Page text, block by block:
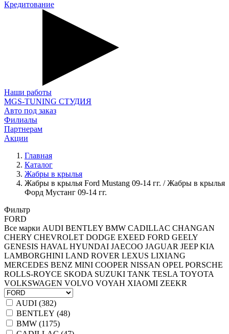
Кредитование
Наши работы
MGS-TUNING СТУДИЯ
Авто под заказ
Филиалы
Партнерам
Акции
Главная
Каталог
Жабры в крылья
Жабры в крылья Ford Mustang 09-14 гг. / Жабры в крылья
Форд Мустанг 09-14 гг.
Фильтр
FORD
Все марки AUDI BENTLEY BMW CADILLAC CHANGAN
CHERY CHEVROLET DODGE EXEED FORD GEELY
GENESIS HAVAL HYUNDAI JAECOO JAGUAR JEEP KIA
LAMBORGHINI LAND ROVER LEXUS LIXIANG
MERCEDES BENZ MINI COOPER NISSAN OPEL PORSCHE
ROLLS-ROYCE SKODA SUZUKI TANK TESLA TOYOTA
VOLKSWAGEN VOLVO VOYAH XIAOMI ZEEKR
AUDI (382)
BENTLEY (48)
BMW (1175)